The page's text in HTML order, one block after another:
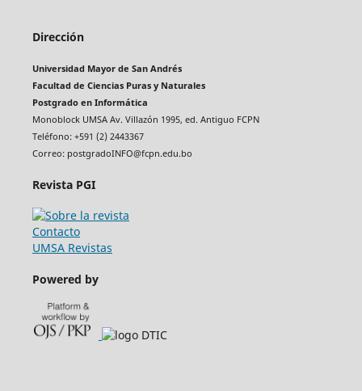
Dirección
Universidad Mayor de San Andrés
Facultad de Ciencias Puras y Naturales
Postgrado en Informática
Monoblock UMSA Av. Villazón 1995, ed. Antiguo FCPN
Teléfono: +591 (2) 2443367
Correo: postgradoINFO@fcpn.edu.bo
Revista PGI
Contacto
UMSA Revistas
Powered by